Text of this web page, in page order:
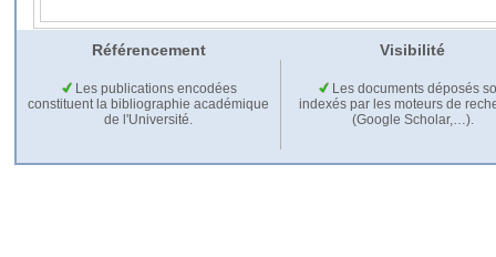
Référencement Visibilité
Les publications encodées
constituent la bibliographie académique
de l'Université.
Les documents déposés
indexés par les moteurs de
(Google Scholar,…).